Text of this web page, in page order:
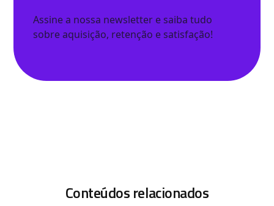
Assine a nossa newsletter e saiba tudo
sobre aquisição, retenção e satisfação!
Conteúdos relacionados